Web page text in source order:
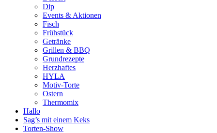
Dip
Events & Aktionen
Fisch
Frühstück
Getränke
Grillen & BBQ
Grundrezepte
Herzhaftes
HYLA
Motiv-Torte
Ostern
Thermomix
Hallo
Sag’s mit einem Keks
Torten-Show